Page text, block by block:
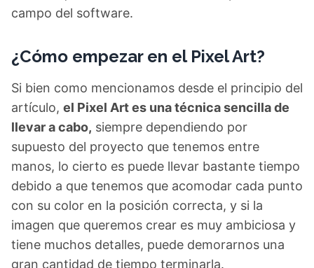
campo del software.
¿Cómo empezar en el Pixel Art?
Si bien como mencionamos desde el principio del
artículo, el Pixel Art es una técnica sencilla de
llevar a cabo, siempre dependiendo por
supuesto del proyecto que tenemos entre
manos, lo cierto es puede llevar bastante tiempo
debido a que tenemos que acomodar cada punto
con su color en la posición correcta, y si la
imagen que queremos crear es muy ambiciosa y
tiene muchos detalles, puede demorarnos una
gran cantidad de tiempo terminarla.